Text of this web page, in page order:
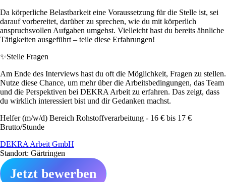
Da körperliche Belastbarkeit eine Voraussetzung für die Stelle ist, sei
darauf vorbereitet, darüber zu sprechen, wie du mit körperlich
anspruchsvollen Aufgaben umgehst. Vielleicht hast du bereits ähnliche
Tätigkeiten ausgeführt – teile diese Erfahrungen!
✨Stelle Fragen
Am Ende des Interviews hast du oft die Möglichkeit, Fragen zu stellen.
Nutze diese Chance, um mehr über die Arbeitsbedingungen, das Team
und die Perspektiven bei DEKRA Arbeit zu erfahren. Das zeigt, dass
du wirklich interessiert bist und dir Gedanken machst.
Helfer (m/w/d) Bereich Rohstoffverarbeitung - 16 € bis 17 €
Brutto/Stunde
DEKRA Arbeit GmbH
Standort: Gärtringen
Jetzt bewerben